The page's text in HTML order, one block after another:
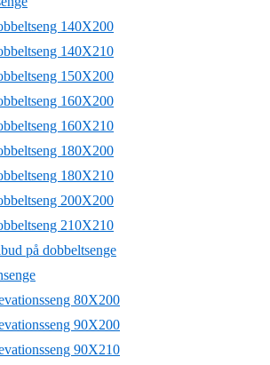
140X200
140X210
150X200
160X200
160X210
180X200
180X210
200X200
210X210
på dobbeltsenge
80X200
90X200
90X210